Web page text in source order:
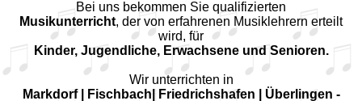
Bei uns bekommen Sie qualifizierten
Musikunterricht, der von erfahrenen Musiklehrern erteilt
wird, für
Kinder, Jugendliche, Erwachsene und Senioren.
Wir unterrichten in
Markdorf | Fischbach| Friedrichshafen | Überlingen -